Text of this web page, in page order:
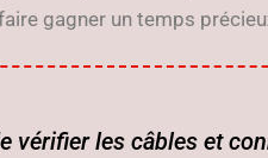
gagner un temps
vérifier les câbles et